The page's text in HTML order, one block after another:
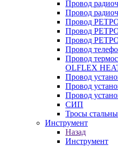
Провод
Провод
Провод
Провод
Провод
Провод
Провод
OLFLEX
Провод
Провод
Провод
СИП
Тросы
Инструмент
Назад
Инструмент